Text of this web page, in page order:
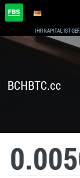
IHR KAPITAL IST
BCHBTC.cc